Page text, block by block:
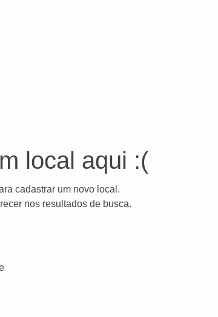
local aqui :(
cadastrar um novo local.
nos resultados de busca.